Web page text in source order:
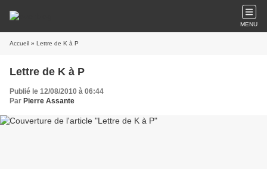
MENU
Accueil » Lettre de K à P
Lettre de K à P
Publié le 12/08/2010 à 06:44
Par Pierre Assante